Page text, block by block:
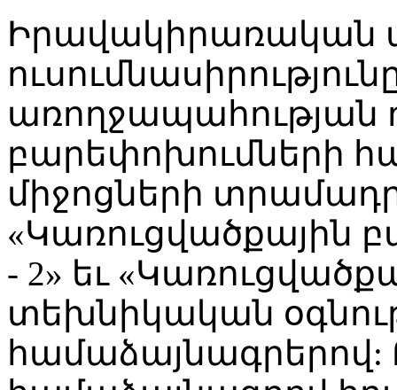
Իրավակիրառական
առողջապահության
բարեփոխումների
միջոցների
«Կառուցվածքային
- 2» եւ
տեխնիկական
համաձայնագրերով: